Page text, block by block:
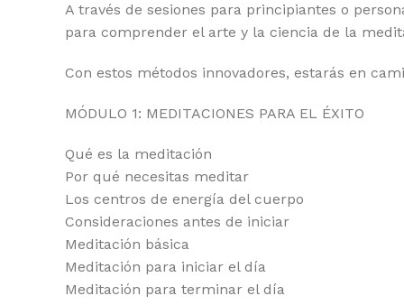
A través de sesiones para principiantes o
para comprender el arte y la ciencia de la
Con estos métodos innovadores, estarás en
MÓDULO 1: MEDITACIONES PARA EL ÉXITO
Qué es la meditación
Por qué necesitas meditar
Los centros de energía del cuerpo
Consideraciones antes de iniciar
Meditación básica
Meditación para iniciar el día
Meditación para terminar el día